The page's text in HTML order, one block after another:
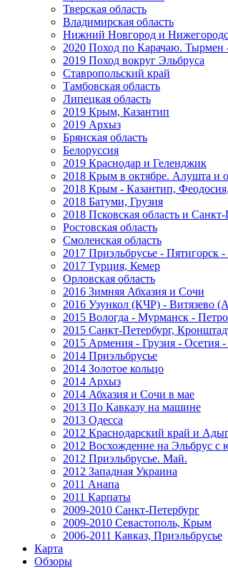
Тверская область
Владимирская область
Нижний Новгород и
2020 Поход по Карачаю. Тырмен
2019 Поход вокруг Эльбруса
Ставропольский край
Тамбовская область
Липецкая область
2019 Крым, Казантип
2019 Архыз
Брянская область
Белоруссия
2019 Краснодар и Геленджик
2018 Крым в октябре. Алушта и
2018 Крым - Казантип,
2018 Батуми, Грузия
2018 Псковская область и
Ростовская область
Смоленская область
2017 Приэльбрусье - Пятигорск
2017 Турция, Кемер
Орловская область
2016 Зимняя Абхазия и Сочи
2016 Узункол (КЧР) - Витязево
2015 Вологда - Мурманск -
2015 Санкт-Петербург,
2015 Армения - Грузия - Осетия
2014 Приэльбрусье
2014 Золотое кольцо
2014 Архыз
2014 Абхазия и Сочи в мае
2013 По Кавказу на машине
2013 Одесса
2012 Краснодарский край и
2012 Восхождение на Эльбрус с
2012 Приэльбрусье. Май.
2012 Западная Украина
2011 Анапа
2011 Карпаты
2009-2010 Санкт-Петербург
2009-2010 Севастополь, Крым
2006-2011 Кавказ, Приэльбрусье
Карта
Обзоры